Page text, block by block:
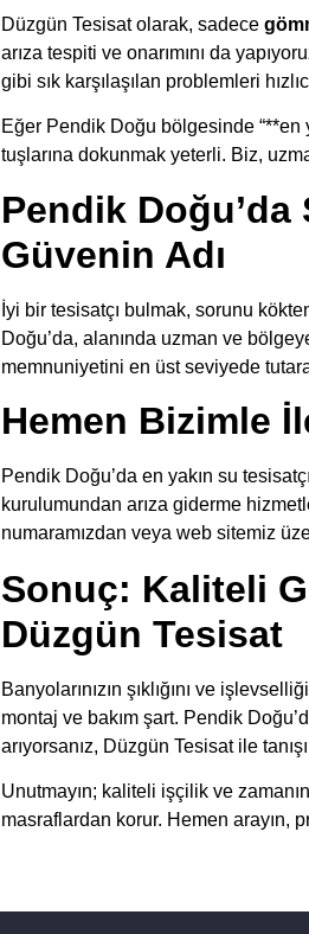
Düzgün Tesisat olarak, sadece
arıza tespiti ve onarımını da
gibi sık karşılaşılan problemleri
Eğer Pendik Doğu bölgesinde “**en
tuşlarına dokunmak yeterli. Biz,
Pendik
Güvenin Adı
İyi bir tesisatçı bulmak, sorunu
Doğu’da, alanında uzman ve
memnuniyetini en üst seviyede
Hemen Bizimle
Pendik Doğu’da en yakın su
kurulumundan arıza giderme
numaramızdan veya web sitemiz
Sonuç: Kaliteli
Düzgün Tesisat
Banyolarınızın şıklığını ve
montaj ve bakım şart. Pendik
arıyorsanız, Düzgün Tesisat ile
Unutmayın; kaliteli işçilik ve
masraflardan korur. Hemen arayın,